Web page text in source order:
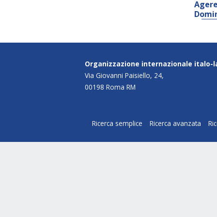
Organizzazione internazionale italo-
Via Giovanni Paisiello, 24,
00198 Roma RM
Ricerca semplice Ricerca avanzata